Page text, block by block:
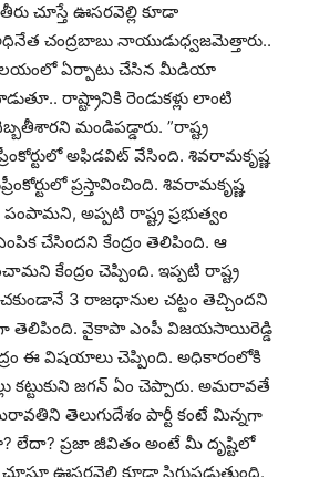
చూస్తే ఊసరవెల్లి కూడా
చంద్రబాబు నాయుడుధ్వజమెత్తారు..
ఏర్పాటు చేసిన మీడియా
రాష్ట్రానికి రెండుకళ్లు లాంటి
మండిపడ్డారు. ”రాష్ట్ర
అఫిడవిట్‌ వేసింది. శివరామకృష్ణ
ప్రస్తావించింది. శివరామకృష్ణ
అప్పటి రాష్ట్ర ప్రభుత్వం
చేసిందని కేంద్రం తెలిపింది. ఆ
కేంద్రం చెప్పింది. ఇప్పటి రాష్ట్ర
3 రాజధానుల చట్టం తెచ్చిందని
తెలిపింది. వైకాపా ఎంపీ విజయసాయిరెడ్డి
ఈ విషయాలు చెప్పింది. అధికారంలోకి
కట్టుకుని జగన్‌ ఏం చెప్పారు. అమరావతే
తెలుగుదేశం పార్టీ కంటే మిన్నగా
లేదా? ప్రజా జీవితం అంటే మీ దృష్టిలో
ఊసరవెల్లి కూడా సిగ్గుపడుతుంది.